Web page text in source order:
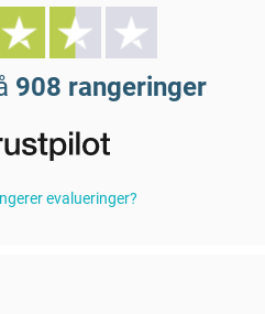
908 rangeringer
evalueringer?